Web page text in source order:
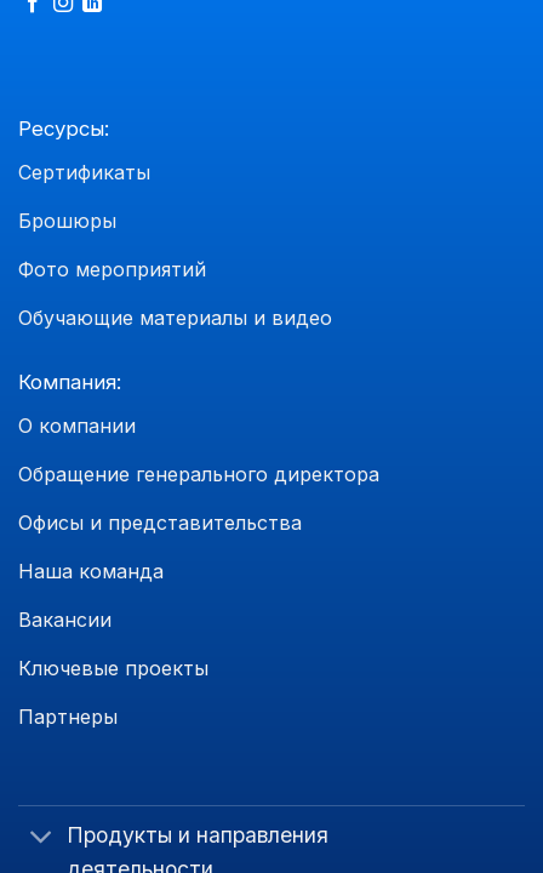
Ресурсы:
Сертификаты
Брошюры
Фото мероприятий
Обучающие материалы и видео
Компания:
О компании
Обращение генерального директора
Офисы и представительства
Наша команда
Вакансии
Ключевые проекты
Партнеры
Продукты и направления